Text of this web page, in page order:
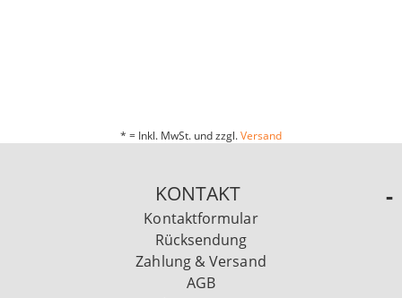
* = Inkl. MwSt. und zzgl.Versand
KONTAKT
Kontaktformular
Rücksendung
Zahlung & Versand
AGB